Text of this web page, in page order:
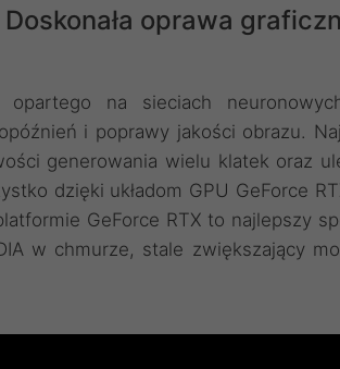
oprawa
na sieciach
i poprawy jakości obrazu.
generowania wielu klatek oraz
dzięki układom GPU GeForce
GeForce RTX to najlepszy
w chmurze, stale zwiększający